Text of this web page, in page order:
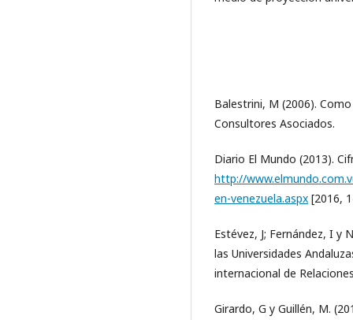
Balestrini, M (2006).
Consultores Asociados.
Diario El Mundo (2013).
http://
en-venezuela.aspx [2016,
Estévez, J; Fernández, I y
las Universidades
internacional de
Girardo, G y Guillén, M.